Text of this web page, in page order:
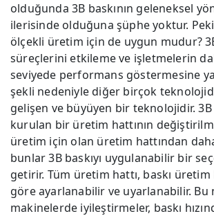
olduğunda 3B baskının geleneksel
ilerisinde olduğuna şüphe yoktur.
ölçekli üretim için de uygun mudur?
süreçlerini etkileme ve işletmelerin
seviyede performans göstermesine
şekli nedeniyle diğer birçok
gelişen ve büyüyen bir teknolojidir. 3B
kurulan bir üretim hattının
üretim için olan üretim hattından
bunlar 3B baskıyı uygulanabilir bir
getirir. Tüm üretim hattı, baskı üretim
göre ayarlanabilir ve uyarlanabilir. Bu
makinelerde iyileştirmeler, baskı